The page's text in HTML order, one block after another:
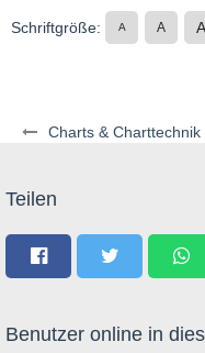
Charts & Charttechnik
Schriftgröße: A A A
Teilen
Benutzer online in